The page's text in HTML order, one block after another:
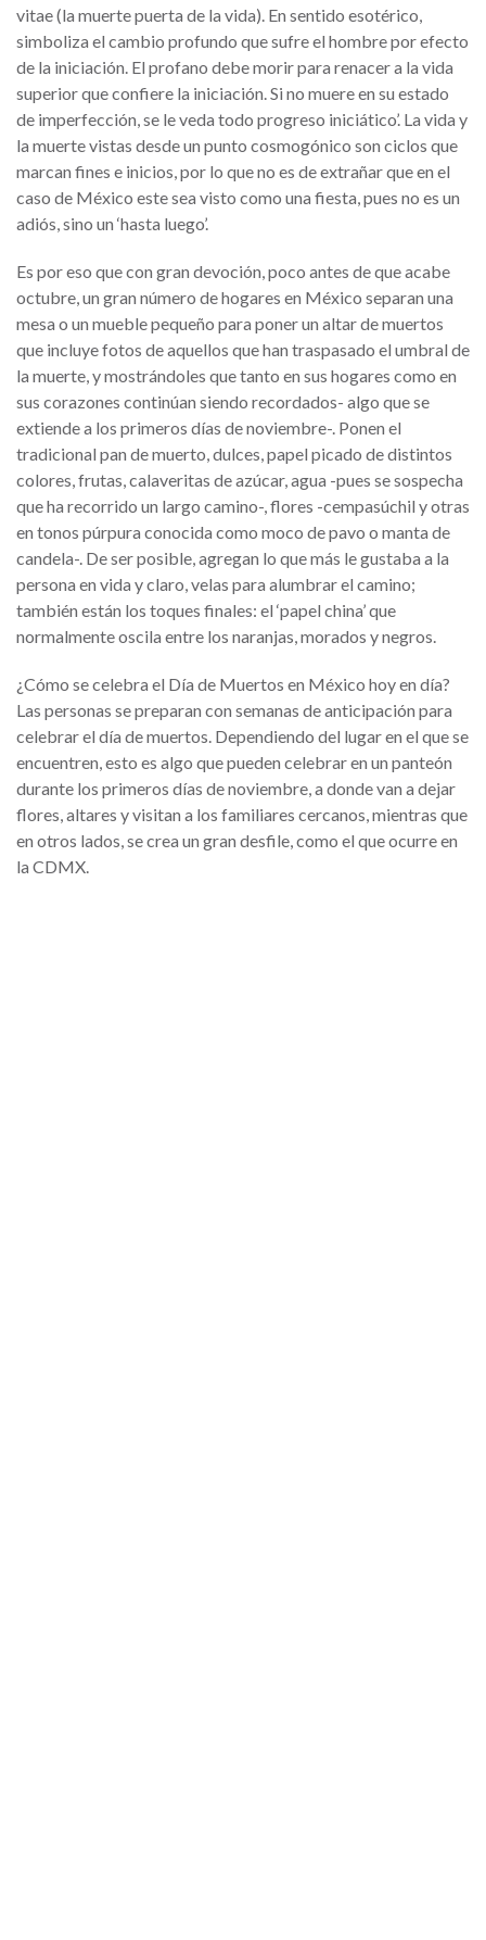
vitae (la muerte puerta de la vida). En sentido esotérico,
simboliza el cambio profundo que sufre el hombre por efecto
de la iniciación. El profano debe morir para renacer a la vida
superior que confiere la iniciación. Si no muere en su estado
de imperfección, se le veda todo progreso iniciático’. La vida y
la muerte vistas desde un punto cosmogónico son ciclos que
marcan fines e inicios, por lo que no es de extrañar que en el
caso de México este sea visto como una fiesta, pues no es un
adiós, sino un ‘hasta luego’.
Es por eso que con gran devoción, poco antes de que acabe
octubre, un gran número de hogares en México separan una
mesa o un mueble pequeño para poner un altar de muertos
que incluye fotos de aquellos que han traspasado el umbral de
la muerte, y mostrándoles que tanto en sus hogares como en
sus corazones continúan siendo recordados- algo que se
extiende a los primeros días de noviembre-. Ponen el
tradicional pan de muerto, dulces, papel picado de distintos
colores, frutas, calaveritas de azúcar, agua -pues se sospecha
que ha recorrido un largo camino-, flores -cempasúchil y otras
en tonos púrpura conocida como moco de pavo o manta de
candela-. De ser posible, agregan lo que más le gustaba a la
persona en vida y claro, velas para alumbrar el camino;
también están los toques finales: el ‘papel china’ que
normalmente oscila entre los naranjas, morados y negros.
¿Cómo se celebra el Día de Muertos en México hoy en día?
Las personas se preparan con semanas de anticipación para
celebrar el día de muertos. Dependiendo del lugar en el que se
encuentren, esto es algo que pueden celebrar en un panteón
durante los primeros días de noviembre, a donde van a dejar
flores, altares y visitan a los familiares cercanos, mientras que
en otros lados, se crea un gran desfile, como el que ocurre en
la CDMX.